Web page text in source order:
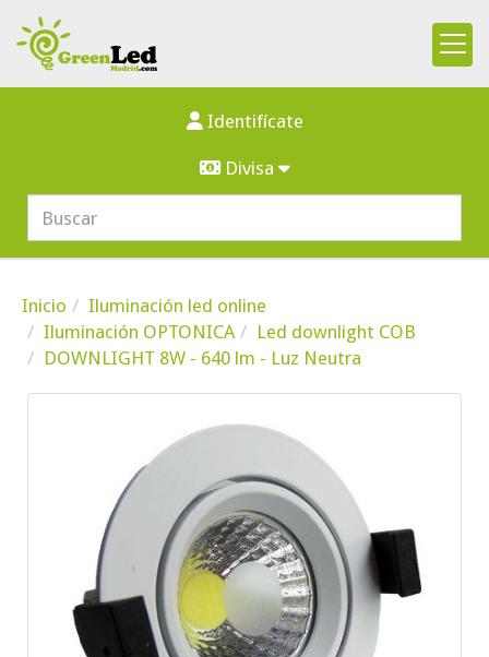
Identifícate
Divisa
Inicio
Iluminación led online
Iluminación OPTONICA
Led downlight COB
DOWNLIGHT 8W - 640 lm - Luz Neutra